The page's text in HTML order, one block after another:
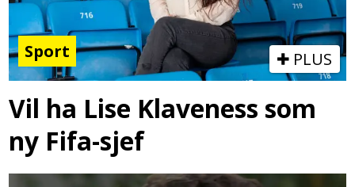
Sport PLUS
Vil ha Lise Klaveness som
ny Fifa-sjef